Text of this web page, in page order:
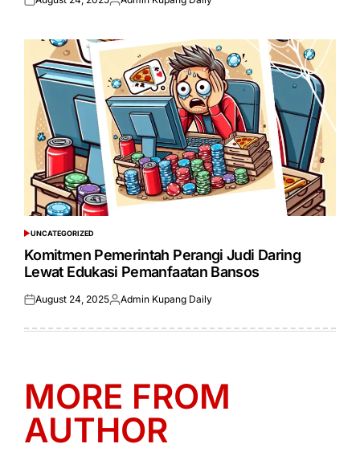
Posted
Posted
POSTED
IN
UNCATEGORIZED
Komitmen Pemerintah Perangi Judi Daring
Lewat Edukasi Pemanfaatan Bansos
Posted
August 24, 2025Posted
Admin Kupang Daily
MORE FROM
AUTHOR